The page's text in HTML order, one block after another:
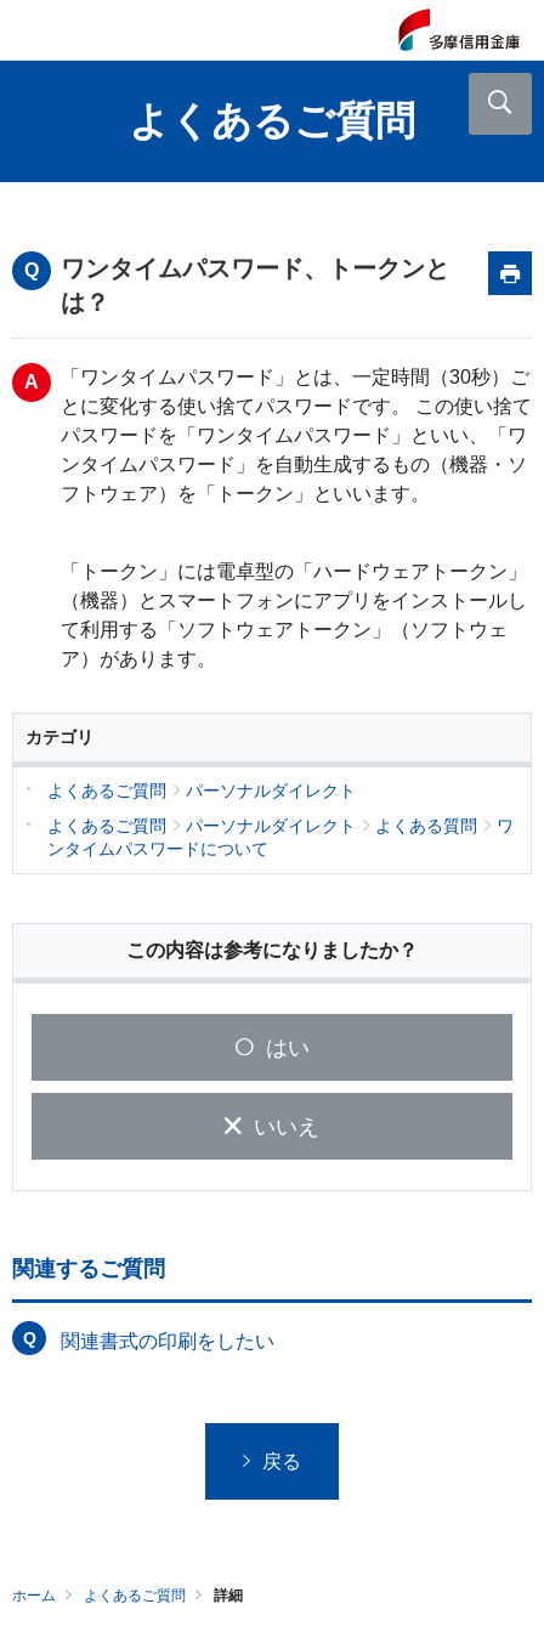
よくあるご質問
ワンタイムパスワード、トークンと
は？
「ワンタイムパスワード」とは、一定時間（30秒）ご
とに変化する使い捨てパスワードです。 この使い捨て
パスワードを「ワンタイムパスワード」といい、「ワ
ンタイムパスワード」を自動生成するもの（機器・ソ
フトウェア）を「トークン」といいます。
「トークン」には電卓型の「ハードウェアトークン」
（機器）とスマートフォンにアプリをインストールし
て利用する「ソフトウェアトークン」（ソフトウェ
ア）があります。
カテゴリ
よくあるご質問
パーソナルダイレクト
よくあるご質問
パーソナルダイレクト よくある質問
ワ
ンタイムパスワードについて
この内容は参考になりましたか？
はい
いいえ
関連するご質問
関連書式の印刷をしたい
戻る
ホーム よくあるご質問 詳細